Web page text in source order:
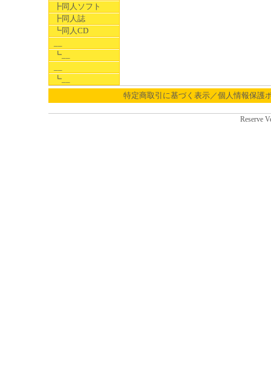
┣同人ソフト
┣同人誌
┗同人CD
┗__
┗__
特定商取引に基づく表示／個人情報保護
Reserve